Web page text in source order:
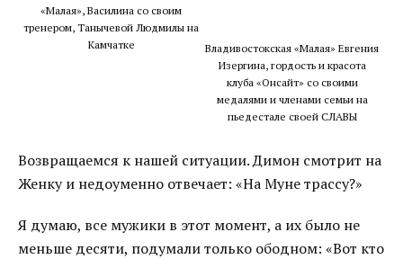
«Малая», Василина со своим
тренером, Танычевой Людмилы на
Камчатке
Владивостокская «Малая» Евгения
Изергина, гордость и красота
клуба «Онсайт» со своими
медалями и членами семьи на
пьедестале своей СЛАВЫ
Возвращаемся к нашей ситуации. Димон смотрит на
Женку и недоуменно отвечает: «На Муне трассу?»
Я думаю, все мужики в этот момент, а их было не
меньше десяти, подумали только ободном: «Вот кто